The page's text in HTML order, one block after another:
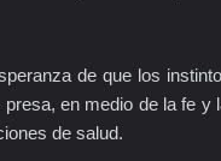
de que los
en medio de la fe
de salud.